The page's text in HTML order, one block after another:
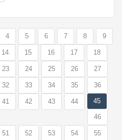
4 5 6 7 8 9
14 15 16 17 18
23 24 25 26 27
32 33 34 35 36
41 42 43 44 45
46
51 52 53 54 55